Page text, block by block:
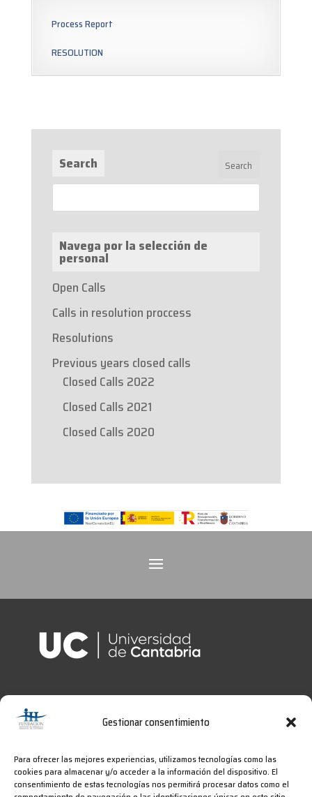
Gestionar consentimiento
Para ofrecer las mejores experiencias, utilizamos tecnologías como las
cookies para almacenar y/o acceder a la información del dispositivo. El
consentimiento de estas tecnologías nos permitirá procesar datos como el
Process Report
RESOLUTION
Search
Navega por la selección de
personal
Open Calls
Calls in resolution proccess
Resolutions
Previous years closed calls
Closed Calls 2022
Closed Calls 2021
Closed Calls 2020